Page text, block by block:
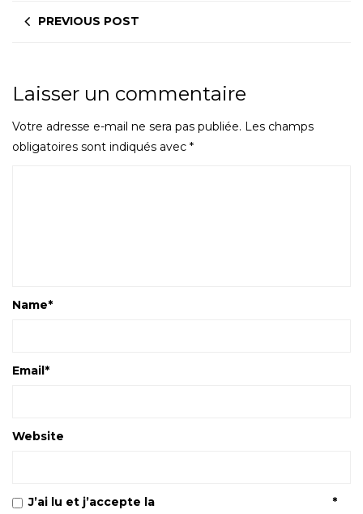
PREVIOUS POST
Laisser un commentaire
Votre adresse e-mail ne sera pas publiée. Les champs
obligatoires sont indiqués avec *
Name*
Email*
Website
J’ai lu et j’accepte la *